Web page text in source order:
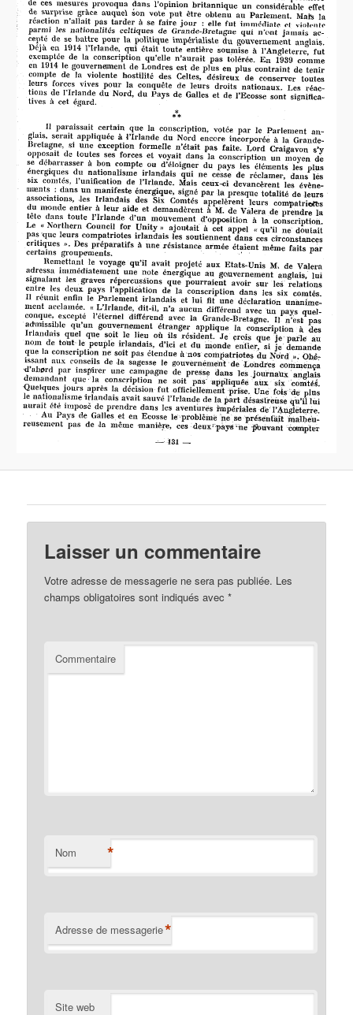
Laisser un commentaire
Votre adresse de messagerie ne sera pas publiée. Les
champs obligatoires sont indiqués avec*
Commentaire
Nom *
Adresse de messagerie*
Site web